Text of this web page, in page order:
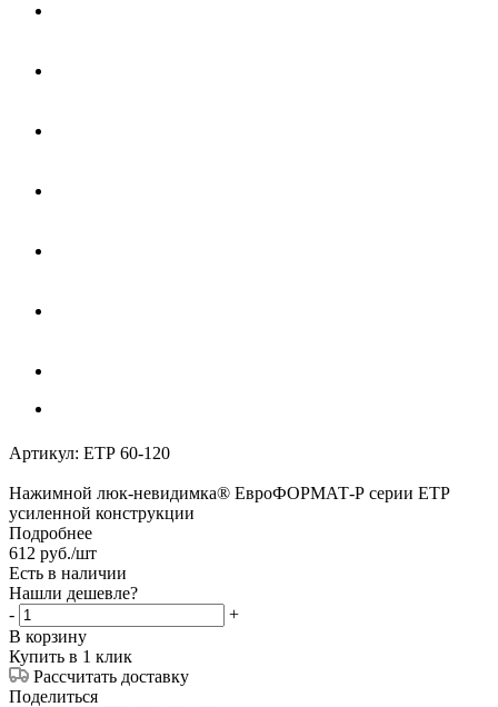
Артикул: ЕТР 60-120
Нажимной люк-невидимка® ЕвроФОРМАТ-Р серии ЕТР
усиленной конструкции
Подробнее
612 руб./шт
Есть в наличии
Нашли дешевле?
-
+
В корзину
Купить в 1 клик
Рассчитать доставку
Поделиться